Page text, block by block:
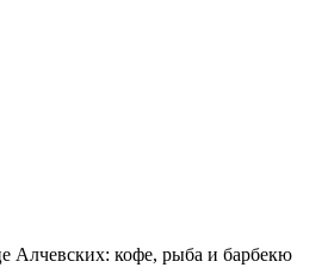
Алчевских: кофе, рыба и барбекю